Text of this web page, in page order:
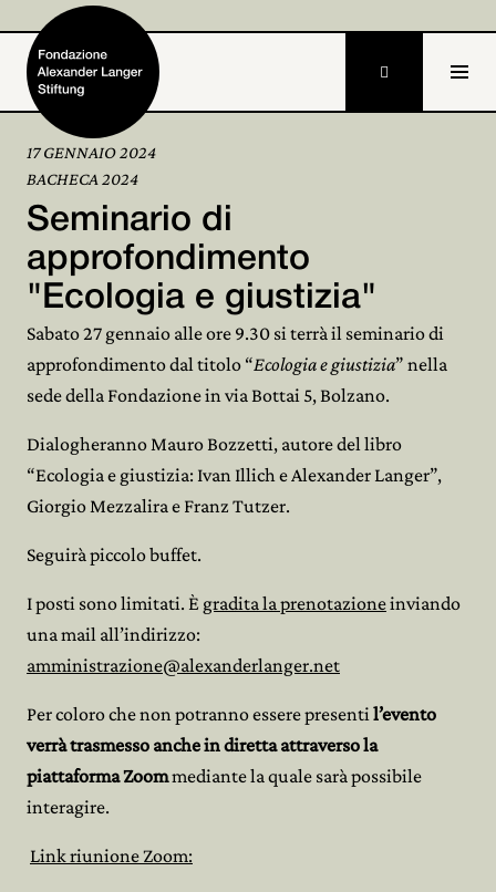
Home
Fondazione
Attività e progetti
Alexander Langer
Archivio
Partecipa

17 GENNAIO 2024
BACHECA 2024
Seminario di
approfondimento
"Ecologia e giustizia"
Sabato 27 gennaio alle ore 9.30 si terrà il seminario di
approfondimento dal titolo “Ecologia e giustizia” nella
sede della Fondazione in via Bottai 5, Bolzano.
Dialogheranno Mauro Bozzetti, autore del libro
“Ecologia e giustizia: Ivan Illich e Alexander Langer”,
Giorgio Mezzalira e Franz Tutzer.
Seguirà piccolo buffet.
I posti sono limitati. È gradita la prenotazioneinviando
una mail all’indirizzo:
amministrazione@alexanderlanger.net
Per coloro che non potranno essere presentil’evento
verrà trasmesso anche in diretta attraverso la
piattaforma Zoommediante la quale sarà possibile
interagire.
Link riunione Zoom: